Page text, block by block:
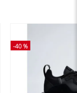
-40 %